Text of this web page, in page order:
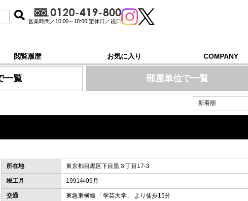
営業時間／10:00～18:00 定休日／祝日
閲覧履歴 お気に入り COMPANY
着順 で探す
一覧 部屋単位で一覧
所在地 東京都目黒区下目黒６丁目17-3
竣工月 1991年09月
交通 東急東横線 「 学芸大学 」 より徒歩15分